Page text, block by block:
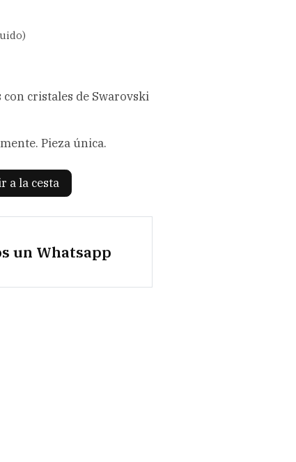
cristales de Swarovski
Pieza única.
a la cesta
un Whatsapp